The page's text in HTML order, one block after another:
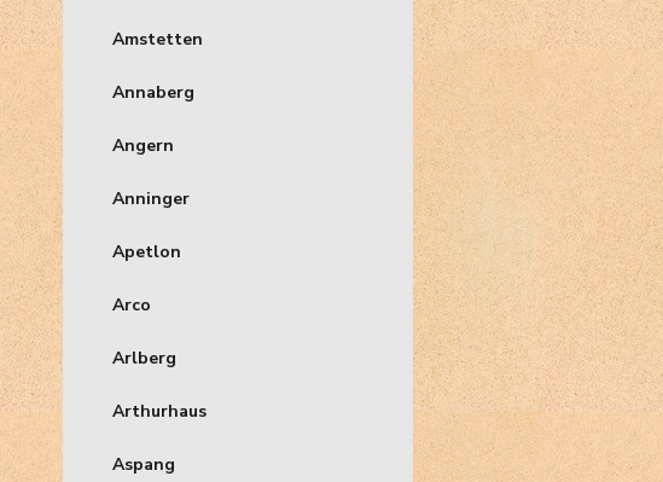
Amstetten
Annaberg
Angern
Anninger
Apetlon
Arco
Arlberg
Arthurhaus
Aspang